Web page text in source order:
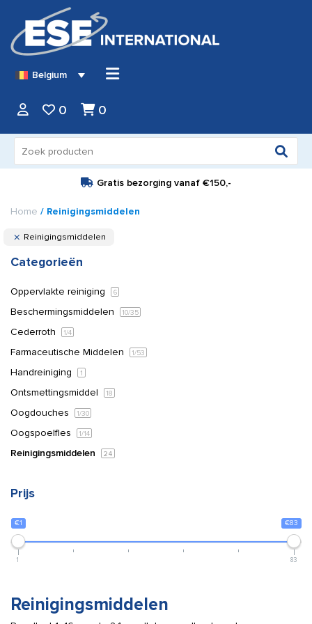
Belgium
0 0
naar:
Gratis bezorging vanaf €150,-
Home / Reinigingsmiddelen
Reinigingsmiddelen
Categorieën
Oppervlakte reiniging 6
Beschermingsmiddelen 10/35
Cederroth 1/4
Farmaceutische Middelen 1/53
Handreiniging 1
Ontsmettingsmiddel 18
Oogdouches 1/30
Oogspoelfles 1/14
Reinigingsmiddelen 24
Prijs
€1 €83
1 83
Reinigingsmiddelen